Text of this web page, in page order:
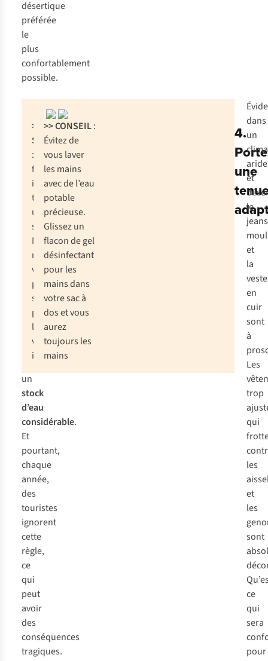
désertique
préférée
le
plus
confortablement
possible.
pourrait
penser
suffit
d’un
peu
sens
s’aventurer
désert
sans
un
stock
d’eau
considérable.
Et
pourtant,
chaque
année,
des
touristes
ignorent
cette
règle,
ce
qui
peut
avoir
des
conséquences
tragiques.
>> BON À
SAVOIR
: avec un
filtre à eau,
inutile de
transporter
un énorme
stock d’eau.
Mais
renseignez-
vous d’abord
pour savoir
s’il y a des
points d’eau
le long de
votre
itinéraire.
>> CONSEIL:
Évitez de
vous laver
les mains
avec de l’eau
potable
précieuse.
Glissez un
flacon de gel
désinfectant
pour les
mains dans
votre sac à
dos et vous
aurez
toujours les
mains
4.
une
dans
un
aride
et
le
jeans
et
la
veste
en
cuir
sont
à
Les
trop
qui
les
et
les
sont
ce
qui
sera
pour